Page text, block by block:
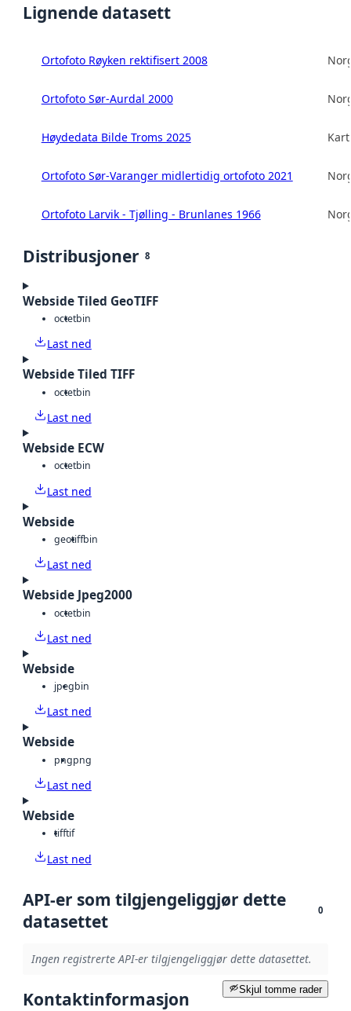
Lignende datasett
Ortofoto Røyken rektifisert 2008
Ortofoto Sør-Aurdal 2000
Høydedata Bilde Troms 2025
Ortofoto Sør-Varanger midlertidig ortofoto 2021
Ortofoto Larvik - Tjølling - Brunlanes 1966
Distribusjoner 8
Webside Tiled GeoTIFF
octetbin
Last ned
Webside Tiled TIFF
octetbin
Last ned
Webside ECW
octetbin
Last ned
Webside
geotiffbin
Last ned
Webside Jpeg2000
octetbin
Last ned
Webside
jpegbin
Last ned
Webside
pngpng
Last ned
Webside
tifftif
Last ned
API-er som tilgjengeliggjør dette
datasettet
0
Ingen registrerte API-er tilgjengeliggjør dette datasettet.
Skjul tomme rader
Kontaktinformasjon